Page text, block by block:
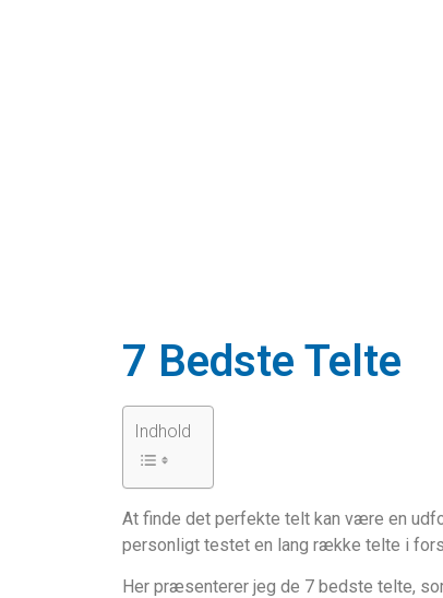
7 Bedste Telte
Indhold
At finde det perfekte telt kan være en
personligt testet en lang række telte i
Her præsenterer jeg de 7 bedste telte,